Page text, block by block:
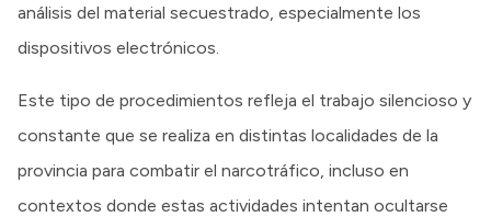
análisis del material secuestrado, especialmente los
dispositivos electrónicos.
Este tipo de procedimientos refleja el trabajo silencioso y
constante que se realiza en distintas localidades de la
provincia para combatir el narcotráfico, incluso en
contextos donde estas actividades intentan ocultarse